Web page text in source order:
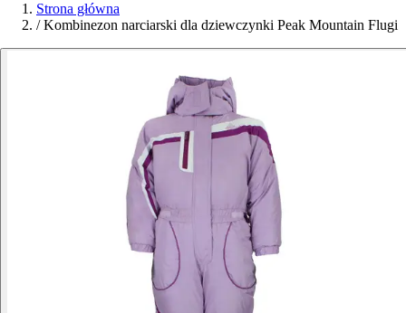
Strona główna
/ Kombinezon narciarski dla dziewczynki Peak Mountain Flugi